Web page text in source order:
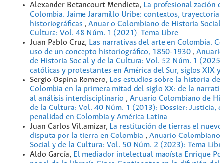
Alexander Betancourt Mendieta, La profesionalización
Colombia. Jaime Jaramillo Uribe: contextos,
historiográficas , Anuario Colombiano de Historia
Cultura: Vol. 48 Núm. 1 (2021): Tema Libre
Juan Pablo Cruz, Las narrativas del arte en Colombia.
uso de un concepto historiográfico, 1850-1930 ,
de Historia Social y de la Cultura: Vol. 52 Núm. 1
católicas y protestantes en América del Sur, siglos XIX
Sergio Ospina Romero, Los estudios sobre la historia
Colombia en la primera mitad del siglo XX: de la
al análisis interdisciplinario , Anuario Colombiano de
de la Cultura: Vol. 40 Núm. 1 (2013): Dossier: Justicia,
penalidad en Colombia y América Latina
Juan Carlos Villamizar, La restitución de tierras el
disputa por la tierra en Colombia , Anuario
Social y de la Cultura: Vol. 50 Núm. 2 (2023): Tema
Aldo García, El mediador intelectual maoísta Enrique